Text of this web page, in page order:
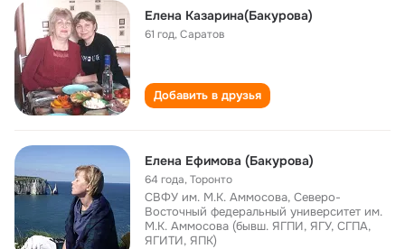
Елена Казарина(Бакурова)
61 год,Саратов
Добавить в друзья
Елена Ефимова (Бакурова)
64 года,Торонто
СВФУ им. М.К. Аммосова, Северо-
Восточный федеральный университет им.
М.К. Аммосова (бывш. ЯГПИ, ЯГУ, СГПА,
ЯГИТИ, ЯПК)